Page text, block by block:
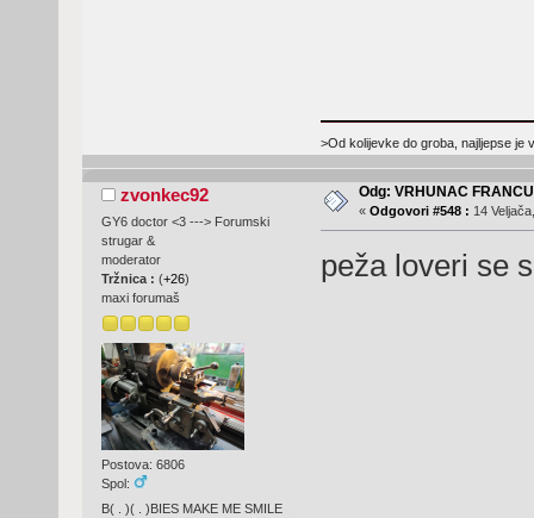
>Od kolijevke do groba, najljepse je
zvonkec92
GY6 doctor <3 ---> Forumski
strugar &
moderator
Tržnica : (+26)
maxi forumaš
Postova: 6806
Spol:
B( . )( . )BIES MAKE ME SMILE
Odg: VRHUNAC
« Odgovori #548 : 14
peža loveri se